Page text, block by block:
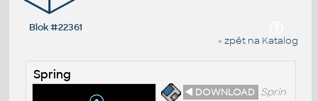
Blok #22361
« zpět na Katalog
Spring
◄ DOWNLOAD Sprin